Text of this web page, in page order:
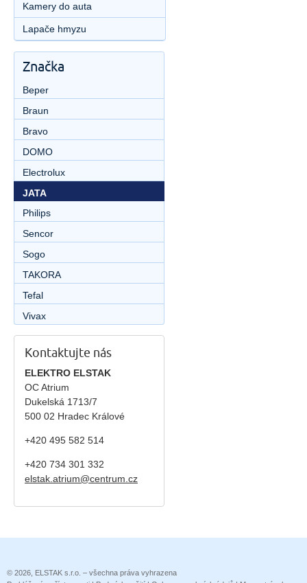
Kamery do auta
Lapače hmyzu
Značka
Beper
Braun
Bravo
DOMO
Electrolux
JATA
Philips
Sencor
Sogo
TAKORA
Tefal
Vivax
Kontaktujte nás
ELEKTRO ELSTAK
OC Atrium
Dukelská 1713/7
500 02 Hradec Králové
+420 495 582 514
+420 734 301 332
elstak.atrium@centrum.cz
© 2026, ELSTAK s.r.o. – všechna práva vyhrazena